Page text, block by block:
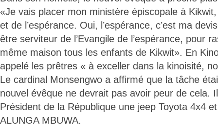
«Je vais placer mon ministère épiscopale à
et de l’espérance. Oui, l’espérance, c’est ma
être serviteur de l’Evangile de l’espérance, pour
même maison tous les enfants de Kikwit». En
appelé les prêtres « à exceller dans la kinoisité,
Le cardinal Monsengwo a affirmé que la tâche
nouvel évêque ne devrait pas avoir peur de cela.
Président de la République une jeep Toyota 4x4
ALUNGA MBUWA.